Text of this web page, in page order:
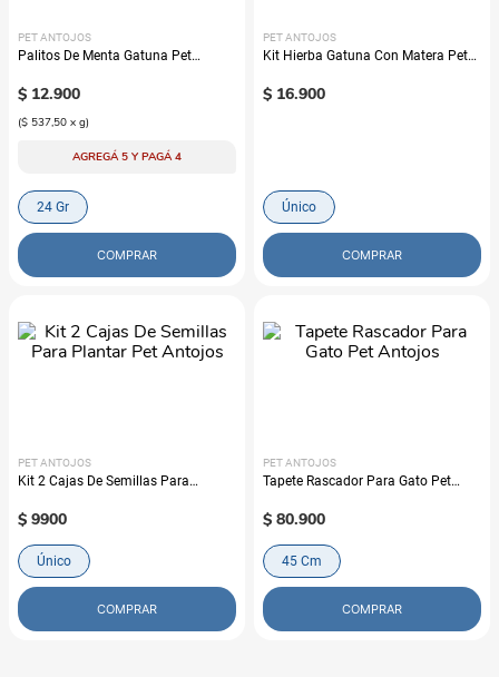
PET ANTOJOS
Palitos De Menta Gatuna Pet
$ 12.900
($ 537,50 x g)
AGREGÁ 5 Y PAGÁ 4
24 Gr
COMPRAR
PET ANTOJOS
Kit Hierba Gatuna Con Matera Pet
$ 16.900
Único
COMPRAR
PET ANTOJOS
Kit 2 Cajas De Semillas Para
$ 9900
Único
COMPRAR
PET ANTOJOS
Tapete Rascador Para Gato Pet
$ 80.900
45 Cm
COMPRAR